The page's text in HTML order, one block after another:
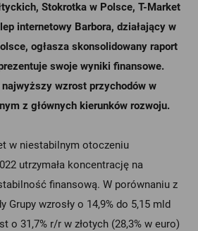
Stokrotka w Polsce, T-Market
internetowy Barbora, działający w
ogłasza skonsolidowany raport
swoje wyniki finansowe.
wzrost przychodów w
z głównych kierunków rozwoju.
w niestabilnym otoczeniu
utrzymała koncentrację na
finansową. W porównaniu z
Grupy wzrosły o 14,9% do 5,15 mld
o 31,7% r/r w złotych (28,3% w euro)